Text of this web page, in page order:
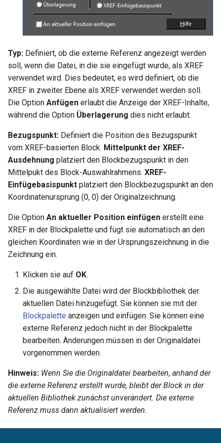
Typ: Definiert, ob die externe Referenz angezeigt werden
soll, wenn die Datei, in die sie eingefügt wurde, als XREF
verwendet wird. Dies bedeutet, es wird definiert, ob die
XREF in zweiter Ebene als XREF verwendet werden soll.
Die Option Anfügen erlaubt die Anzeige der XREF-Inhalte,
während die Option Überlagerung dies nicht erlaubt.
Bezugspunkt: Definiert die Position des Bezugspunkt
vom XREF-basierten Block. Mittelpunkt der XREF-
Ausdehnung platziert den Blockbezugspunkt in den
Mittelpukt des Block-Auswahlrahmens. XREF-
Einfügebasispunkt platziert den Blockbezugspunkt an den
Koordinatenursprung (0, 0) der Originalzeichnung.
Die Option An aktueller Position einfügen erstellt eine
XREF in der Blockpalette und fügt sie automatisch an den
gleichen Koordinaten wie in der Ursprungszeichnung in die
Zeichnung ein.
Klicken sie auf OK.
Die ausgewählte Datei wird der Blockbibliothek der
aktuellen Datei hinzugefügt. Sie können sie mit der
Blockpalette anzeigen und einfügen. Sie können eine
externe Referenz jedoch nicht in der Blockpalette
bearbeiten. Änderungen müssen in der Originaldatei
vorgenommen werden.
Hinweis: Wenn Sie die Originaldatei bearbeiten, anhand der
die externe Referenz erstellt wurde, bleibt der Block in der
aktuellen Bibliothek zunächst unverändert. Die externe
Referenz muss dann aktualisiert werden.